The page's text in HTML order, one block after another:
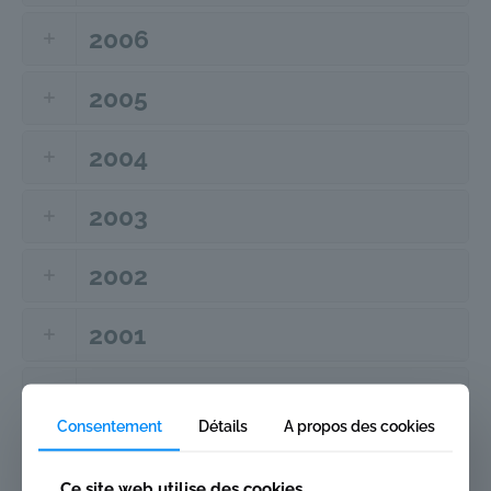
2006
2005
2004
2003
2002
2001
2000
1999
Consentement Détails A propos des cookies